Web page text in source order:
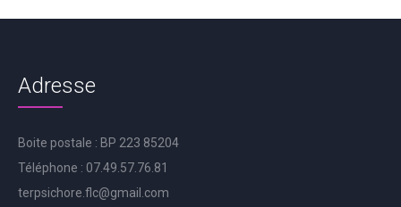
Adresse
Boite postale : BP 223 85204
Téléphone : 07.49.57.76.81
terpsichore.flc@gmail.com